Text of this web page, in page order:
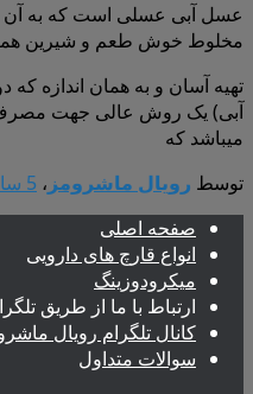
عسل آبی عسلی است که به آن
مخلوط خوش طعم و شیرین
تهیه آسان و به همان اندازه
آبی) یک روش عالی جهت
میباشد که
توسط رویال ماشرومز ، 5 سال
صفحه اصلی
انواع قارچ های دارویی
میکرودوزینگ
ارتباط با ما از طریق
کانال تلگرام رویال
سوالات متداول